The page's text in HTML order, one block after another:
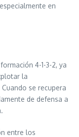
en
4-1-3-2, ya
la
se recupera
de defensa a
entre los